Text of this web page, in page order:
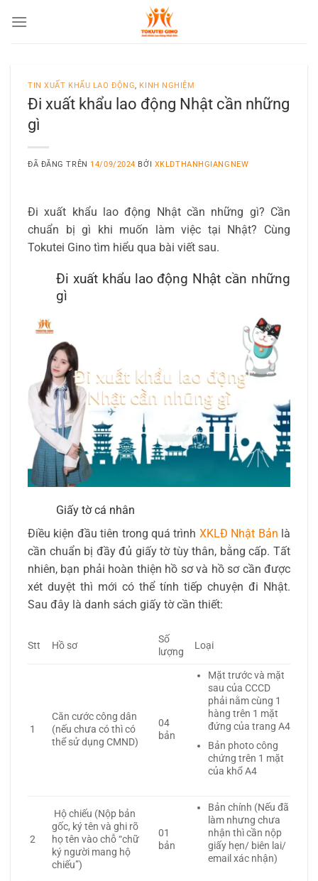
đến
TIN XUẤT KHẨU LAO ĐỘNG, KINH NGHIỆM
Đi xuất khẩu lao động Nhật cần những
gì
ĐÃ ĐĂNG TRÊN 14/09/2024 BỞI XKLDTHANHGIANGNEW
Đi xuất khẩu lao động Nhật cần những gì? Cần
chuẩn bị gì khi muốn làm việc tại Nhật? Cùng
Tokutei Gino tìm hiểu qua bài viết sau.
Đi xuất khẩu lao động Nhật cần những
gì
Giấy tờ cá nhân
Điều kiện đầu tiên trong quá trình XKLĐ Nhật Bản là
cần chuẩn bị đầy đủ giấy tờ tùy thân, bằng cấp. Tất
nhiên, bạn phải hoàn thiện hồ sơ và hồ sơ cần được
xét duyệt thì mới có thể tính tiếp chuyện đi Nhật.
Sau đây là danh sách giấy tờ cần thiết:
Stt Hồ sơ
Số
lượng
Loại
1
Căn cước công dân
(nếu chưa có thì có
thể sử dụng CMND)
04
bản
Mặt trước và mặt
sau của CCCD
phải nằm cùng 1
hàng trên 1 mặt
đứng của trang A4
Bản photo công
chứng trên 1 mặt
của khổ A4
2
Hộ chiếu (Nộp bản
gốc, ký tên và ghi rõ
họ tên vào chỗ “chữ
ký người mang hộ
chiếu”)
01
bản
Bản chính (Nếu đã
làm nhưng chưa
nhận thì cần nộp
giấy hẹn/ biên lai/
email xác nhận)